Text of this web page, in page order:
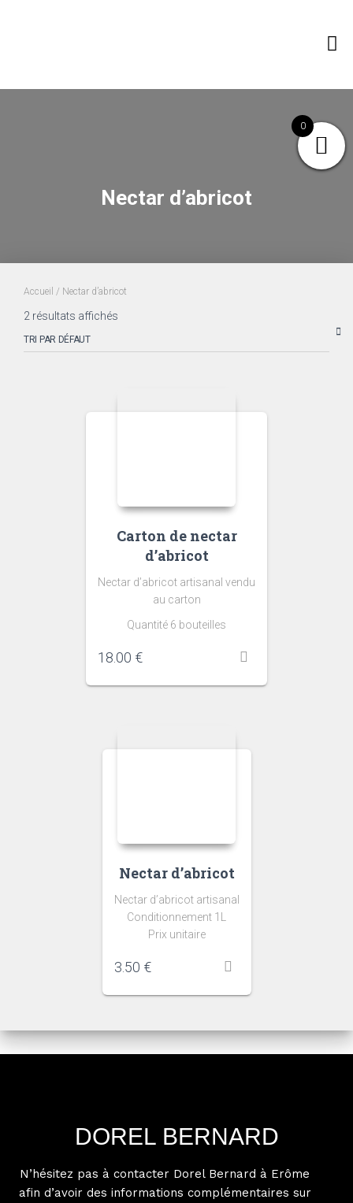
Nectar d’abricot
Accueil / Nectar d’abricot
2 résultats affichés
Carton de nectar
d’abricot
Nectar d’abricot artisanal vendu
au carton
Quantité 6 bouteilles
18.00 €
Nectar d’abricot
Nectar d’abricot artisanal
Conditionnement 1L
Prix unitaire
3.50 €
DOREL BERNARD
N’hésitez pas à contacter Dorel Bernard à Erôme
afin d’avoir des informations complémentaires sur
0